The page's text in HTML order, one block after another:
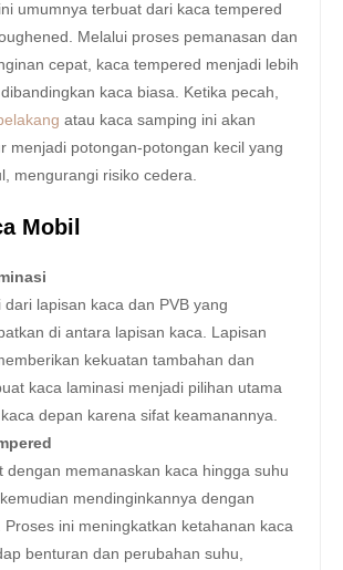
umumnya terbuat dari kaca tempered
Melalui proses pemanasan dan
cepat, kaca tempered menjadi lebih
kaca biasa. Ketika pecah,
atau kaca samping ini akan
menjadi potongan-potongan kecil yang
mengurangi risiko cedera.
Mobil
dari lapisan kaca dan PVB yang
di antara lapisan kaca. Lapisan
kekuatan tambahan dan
kaca laminasi menjadi pilihan utama
depan karena sifat keamanannya.
dengan memanaskan kaca hingga suhu
mendinginkannya dengan
Proses ini meningkatkan ketahanan kaca
benturan dan perubahan suhu,